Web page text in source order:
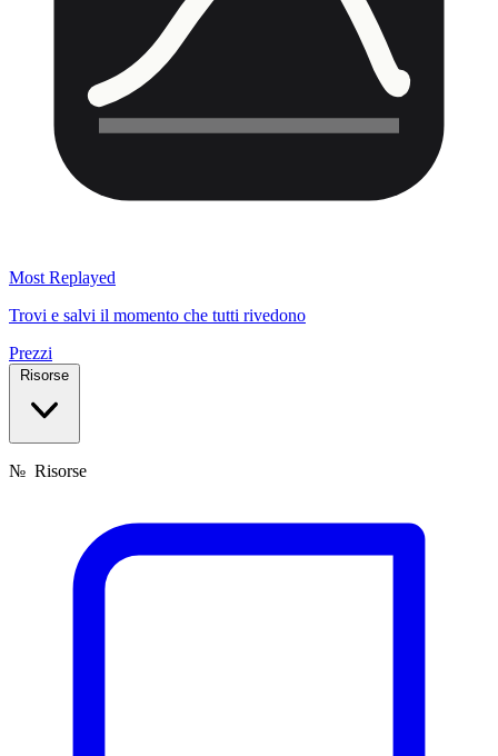
Most Replayed
Trovi e salvi il momento che tutti rivedono
Prezzi
Risorse
№ Risorse